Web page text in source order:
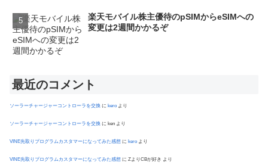
楽天モバイル株主優待のpSIMからeSIMへの
変更は2週間かかるぞ
最近のコメント
ソーラーチャージャーコントローラを交換 に kero より
ソーラーチャージャーコントローラを交換 に ken より
VINE先取りプログラムカスタマーになってみた感想 に kero より
VINE先取りプログラムカスタマーになってみた感想 に ZよりCBが好き より